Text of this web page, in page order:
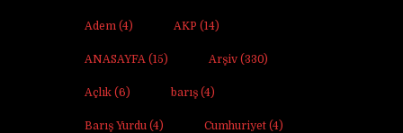
Adem (4) AKP (14)
ANASAYFA (15) Arşiv (330)
Açlık (6) barış (4)
Barış Yurdu (4) Cumhuriyet (4)